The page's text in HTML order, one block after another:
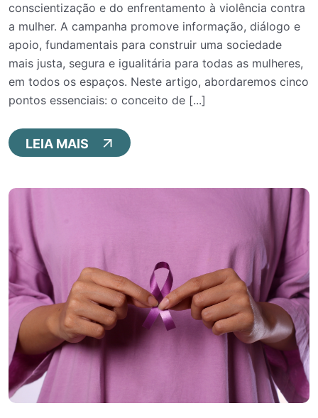
conscientização e do enfrentamento à violência contra
a mulher. A campanha promove informação, diálogo e
apoio, fundamentais para construir uma sociedade
mais justa, segura e igualitária para todas as mulheres,
em todos os espaços. Neste artigo, abordaremos cinco
pontos essenciais: o conceito de [...]
LEIA MAIS